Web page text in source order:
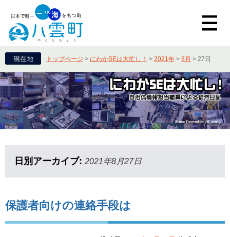
トップページ > にわかSEは大忙し！ > 2021年 > 8月 > 27日
日別アーカイブ: 2021年8月27日
保護者向けの連絡手段は